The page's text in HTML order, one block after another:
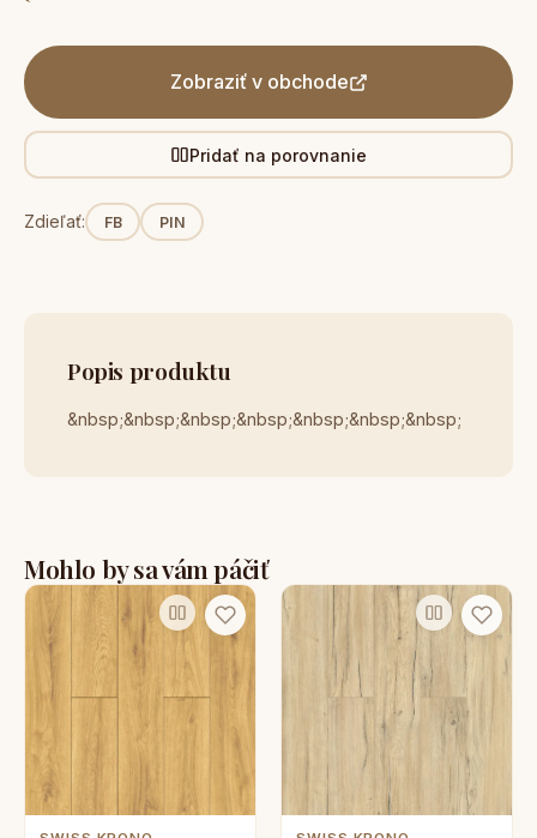
Zobraziť v obchode
Pridať na porovnanie
Zdieľať: FB PIN
Popis produktu
&nbsp;&nbsp;&nbsp;&nbsp;&nbsp;&nbsp;&nbsp;
Mohlo by sa vám páčiť